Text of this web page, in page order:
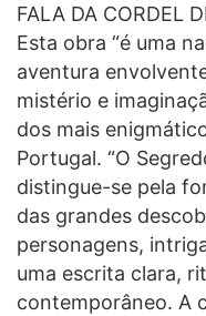
FALA DA CORDEL
Esta obra “é uma
aventura
mistério e
dos mais
Portugal. “O
distingue-se pela
das grandes
personagens,
uma escrita clara,
contemporâneo. A